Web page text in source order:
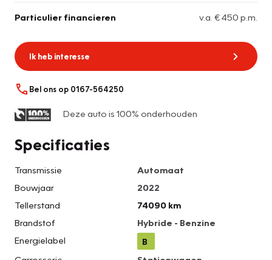
Particulier financieren v.a. € 450 p.m.
Ik heb interesse
Bel ons op 0167-564250
Deze auto is 100% onderhouden
Specificaties
Transmissie
Automaat
Bouwjaar
2022
Tellerstand
74090 km
Brandstof
Hybride - Benzine
Energielabel
B